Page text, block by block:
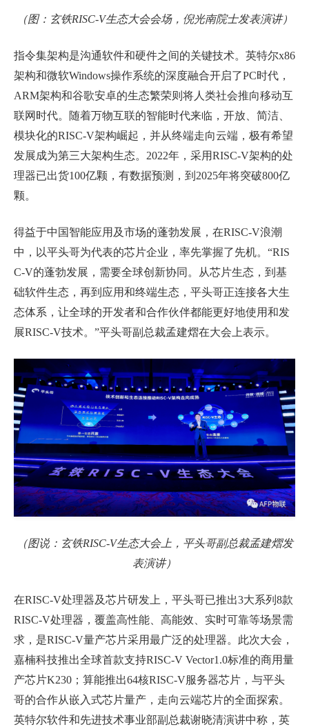
（图：玄铁RISC-V生态大会会场，倪光南院士发表演讲）
指令集架构是沟通软件和硬件之间的关键技术。英特尔x86
架构和微软Windows操作系统的深度融合开启了PC时代，
ARM架构和谷歌安卓的生态繁荣则将人类社会推向移动互
联网时代。随着万物互联的智能时代来临，开放、简洁、
模块化的RISC-V架构崛起，并从终端走向云端，极有希望
发展成为第三大架构生态。 2022年，采用RISC-V架构的处
理器已出货100亿颗，有数据预测，到 2025年将突破800亿
颗。
得益于中国智能应用及市场的蓬勃发展，在RISC-V浪潮
中，以平头哥为代表的芯片企业，率先掌握了先机。“RIS
C-V的蓬勃发展，需要全球创新协同。从芯片生态，到基
础软件生态，再到应用和终端生态，平头哥正连接各大生
态体系，让全球的开发者和合作伙伴都能更好地使用和发
展RISC-V技术。”平头哥副总裁孟建熠在大会上表示。
（图说：玄铁RISC-V生态大会上，平头哥副总裁孟建熠发
表演讲）
在RISC-V处理器及芯片研发上，平头哥已推出3大系列 8款
RISC-V处理器，覆盖高性能、高能效、实时可靠等场景需
求，是RISC-V量产芯片采用最广泛的处理器。此次大会，
嘉楠科技推出全球首款支持RISC-V Vector1.0标准的商用量
产芯片K230 ；算能推出64核RISC-V服务器芯片，与平头
哥的合作从嵌入式芯片量产，走向云端芯片的全面探索。
英特尔软件和先进技术事业部副总裁谢晓清演讲中称，英